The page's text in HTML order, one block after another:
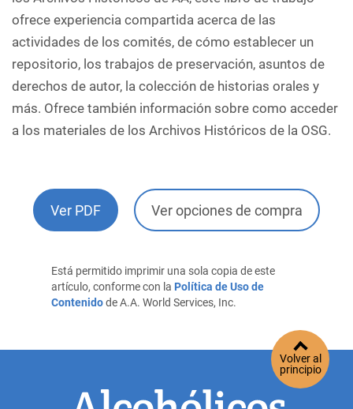
ofrece experiencia compartida acerca de las
actividades de los comités, de cómo establecer un
repositorio, los trabajos de preservación, asuntos de
derechos de autor, la colección de historias orales y
más. Ofrece también información sobre como acceder
a los materiales de los Archivos Históricos de la OSG.
Ver PDF Ver opciones de compra
Está permitido imprimir una sola copia de este
artículo, conforme con la Política de Uso de
Contenidode A.A. World Services, Inc.
Volver al
principio